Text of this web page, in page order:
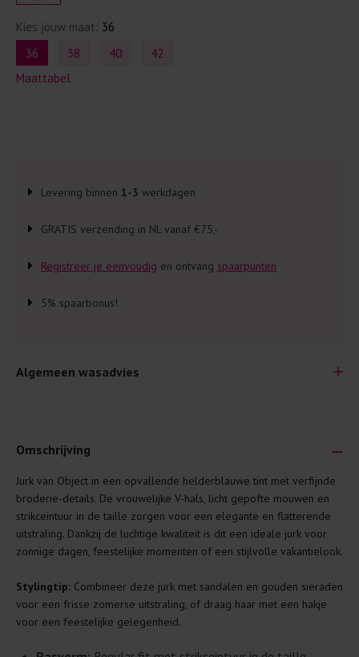
Kies jouw maat: 36
36
38 40
42
Maattabel
Levering binnen 1-3 werkdagen
GRATIS verzending in NL vanaf €75,-
Registreer je eenvoudig en ontvang spaarpunten
5% spaarbonus!
Algemeen wasadvies
Je wilt natuurlijk lang plezier hebben van je nieuwe kleding.
Daarom geven wij een aantal algemene was-tips:
Lees altijd eerst even het was-etiket.
Was kleding binnenste buiten. Dat beschermt de
buitenkant.
Wees zuinig met wasmiddel. Per kledingstuk is een drupje
genoeg.
Was zo koud mogelijk. Op 20 of 30 graden wassen is vaak
Omschrijving
Jurk van Object in een opvallende helderblauwe tint met verfijnde
broderie-details. De vrouwelijke V-hals, licht gepofte mouwen en
strikceintuur in de taille zorgen voor een elegante en flatterende
uitstraling. Dankzij de luchtige kwaliteit is dit een ideale jurk voor
zonnige dagen, feestelijke momenten of een stijlvolle vakantielook.
Stylingtip: Combineer deze jurk met sandalen en gouden sieraden
voor een frisse zomerse uitstraling, of draag haar met een hakje
voor een feestelijke gelegenheid.